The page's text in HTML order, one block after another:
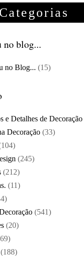
Categorias
no blog...
no Blog... (15)
e Detalhes de Decoração
Decoração (33)
(245)
(212)
(11)
(541)
(20)
(188)